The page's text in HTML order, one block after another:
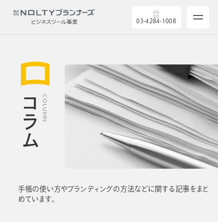
03-4284-1008
製品を探す
5つの強み
COLUMN
コラム
手帳の使い方やブランディングの方法などに関する記事をまと
めています。